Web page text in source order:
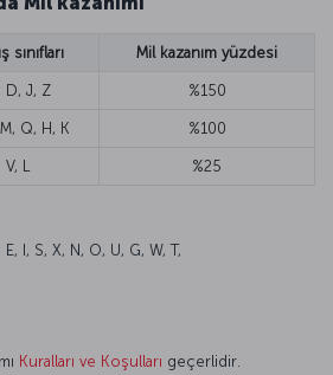
sınıfları Mil kazanım yüzdesi
D, J, Z %150
Q, H, K %100
V, L %25
E, I, S, X, N, O, U, G, W, T,
Kuralları ve Koşulları geçerlidir.